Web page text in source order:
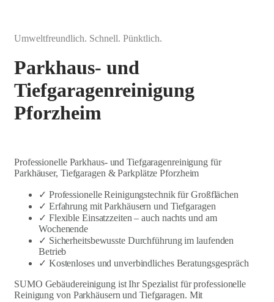
Umweltfreundlich. Schnell. Pünktlich.
Parkhaus- und
Tiefgaragenreinigung
Pforzheim
Professionelle Parkhaus- und Tiefgaragenreinigung für
Parkhäuser, Tiefgaragen & Parkplätze Pforzheim
✓ Professionelle Reinigungstechnik für Großflächen
✓ Erfahrung mit Parkhäusern und Tiefgaragen
✓ Flexible Einsatzzeiten – auch nachts und am
Wochenende
✓ Sicherheitsbewusste Durchführung im laufenden
Betrieb
✓ Kostenloses und unverbindliches Beratungsgespräch
SUMO Gebäudereinigung ist Ihr Spezialist für professionelle
Reinigung von Parkhäusern und Tiefgaragen. Mit